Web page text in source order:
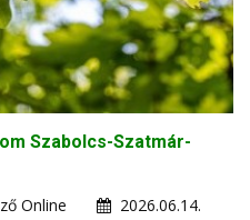
Szabolcs-Szatmár-
Online
2026.06.14.